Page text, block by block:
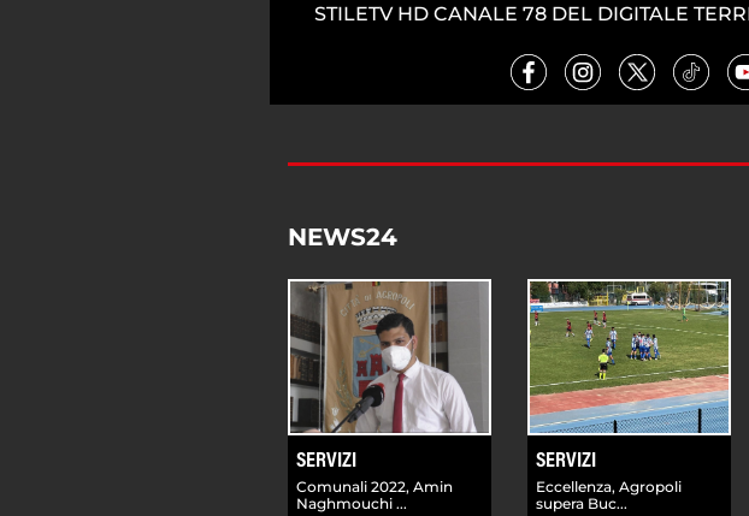
STILETV HD CANALE 78 DEL DIGITALE
NEWS24
SERVIZI
Comunali 2022, Amin
Naghmouchi ...
SERVIZI
Eccellenza, Agropoli
supera Buc...